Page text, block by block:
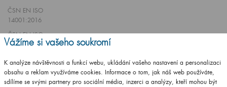
ČSN EN ISO
14001:2016
ČSN EN ISO
9001:2016
Vážíme si vašeho soukromí
K analýze návštěvnosti a funkcí webu, ukládání vašeho nastavení a personalizaci
obsahu a reklam využíváme cookies. Informace o tom, jak náš web používáte,
sdílíme se svými partnery pro sociální média, inzerci a analýzy, kteří mohou být